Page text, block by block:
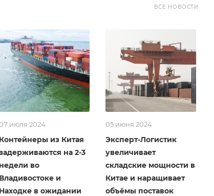
ВСЕ НОВОСТИ
07 июля 2024
Контейнеры из Китая
на 2-3
недели во
Владивостоке и
Находке в ожидании
05 июня 2024
Эксперт-Логистик
увеличивает
складские мощности в
Китае и наращивает
объёмы поставок